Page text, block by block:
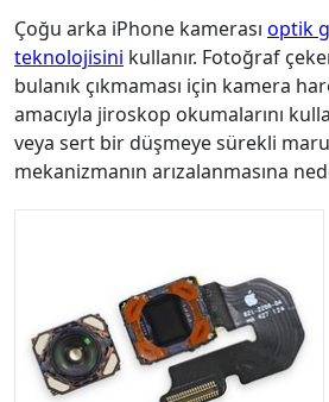
Çoğu arka iPhone kamerası optik
teknolojisini kullanır. Fotoğraf
bulanık çıkmaması için kamera
amacıyla jiroskop okumalarını
veya sert bir düşmeye sürekli
mekanizmanın arızalanmasına